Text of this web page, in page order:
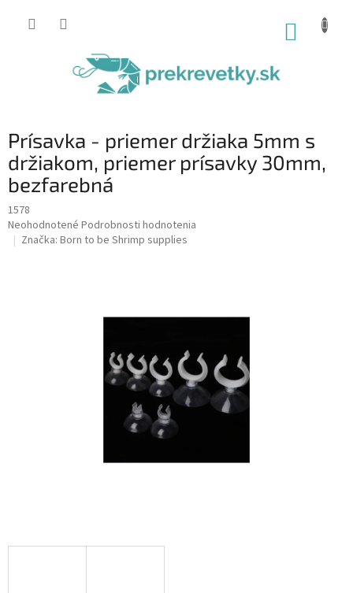
Prísavka - priemer držiaka 5mm s
držiakom, priemer prísavky 30mm,
bezfarebná
1578
Priemerné
hodnotenie
Neohodnotené Podrobnosti hodnotenia
Značka: Born to be Shrimp supplies